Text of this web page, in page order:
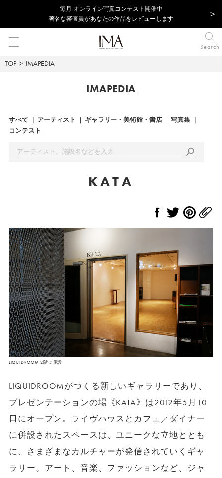
毎⽉ オンライン写真コンテスト開催中
著名な審査員があなたの作品をレビューします
Search
TOP IMAPEDIA
IMAPEDIA
すべて アーティスト ギャラリー・美術館・書店
写真集
コンテスト
KATA
LIQUIDROOM 2階に併設
LIQUIDROOMがつくる新しいギャラリーであり、
プレゼンテーションの場《KATA》は2012年5月10
日にオープン。ライヴハウスとカフェ／ダイナー
に併設されたスペースは、ユニークな立地ととも
に、さまざまなカルチャーが発信されていくギャ
ラリー。アート、音楽、ファッションなど、ジャ